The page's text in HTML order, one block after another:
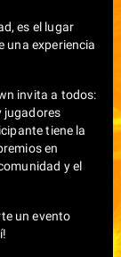
es el lugar
una experiencia
invita a todos:
jugadores
tiene la
en
y el
un evento